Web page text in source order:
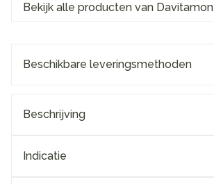
Bekijk alle producten van Davitamon
Beschikbare leveringsmethoden
Beschrijving
Indicatie